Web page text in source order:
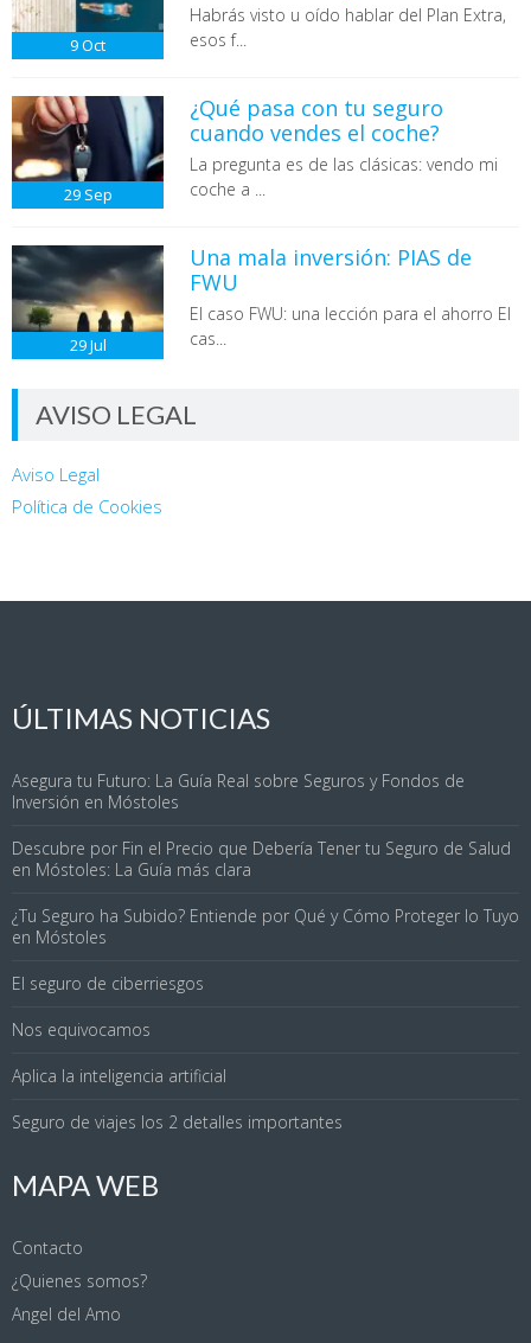
9Oct
Habrás visto u oído hablar del Plan Extra,
esos f...
29 Sep
¿Qué pasa con tu seguro
cuando vendes el coche?
La pregunta es de las clásicas: vendo mi
coche a ...
29Jul
Una mala inversión: PIAS de
FWU
El caso FWU: una lección para el ahorro El
cas...
AVISO LEGAL
Aviso Legal
Política de Cookies
ÚLTIMAS NOTICIAS
Asegura tu Futuro: La Guía Real sobre Seguros y Fondos de
Inversión en Móstoles
Descubre por Fin el Precio que Debería Tener tu Seguro de Salud
en Móstoles: La Guía más clara
¿Tu Seguro ha Subido? Entiende por Qué y Cómo Proteger lo Tuyo
en Móstoles
El seguro de ciberriesgos
Nos equivocamos
Aplica la inteligencia artificial
Seguro de viajes los 2 detalles importantes
MAPA WEB
Contacto
¿Quienes somos?
Angel del Amo